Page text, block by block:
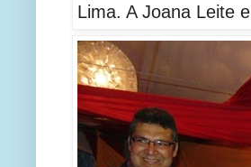
Lima. A Joana Leite